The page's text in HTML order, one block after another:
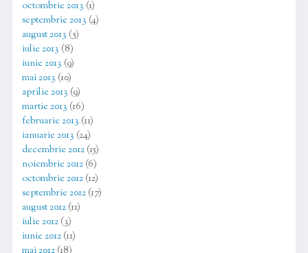
octombrie 2013 (1)
septembrie 2013 (4)
august 2013 (5)
iulie 2013 (8)
iunie 2013 (9)
mai 2013 (10)
aprilie 2013 (9)
martie 2013 (16)
februarie 2013 (11)
ianuarie 2013 (24)
decembrie 2012(15)
noiembrie 2012(6)
octombrie 2012(12)
septembrie 2012(17)
august 2012(11)
iulie 2012(3)
iunie 2012(11)